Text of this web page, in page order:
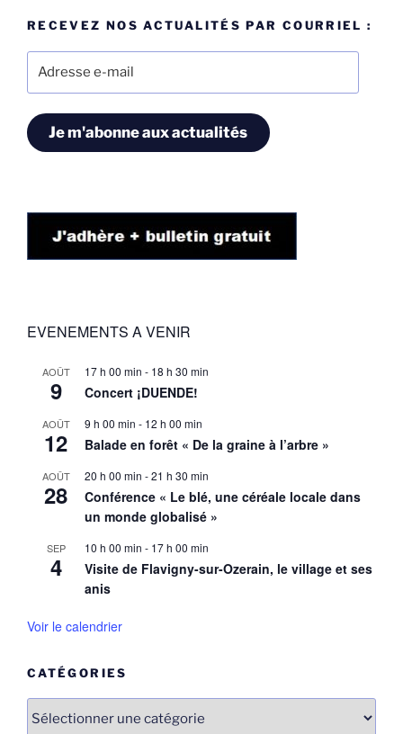
RECEVEZ NOS ACTUALITÉS PAR COURRIEL :
Je m'abonne aux actualités
EVENEMENTS A VENIR
AOÛT
9
17 h 00 min - 18 h 30 min
Concert ¡DUENDE!
AOÛT
12
9 h 00 min - 12 h 00 min
Balade en forêt « De la graine à l’arbre »
AOÛT
28
20 h 00 min -21 h 30 min
Conférence « Le blé, une céréale locale dans
un monde globalisé »
SEP
4
10 h 00 min - 17 h 00 min
Visite de Flavigny-sur-Ozerain, le village et ses
anis
Voir le calendrier
CATÉGORIES